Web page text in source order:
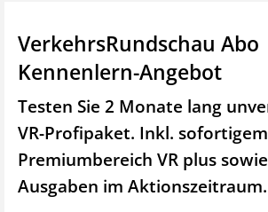
VerkehrsRundschau Abo
Kennenlern-Angebot
Testen Sie 2 Monate lang
VR-Profipaket. Inkl.
Premiumbereich VR plus sowie
Ausgaben im Aktionszeitraum.